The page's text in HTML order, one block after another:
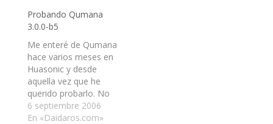
Claro, esto siempre
tiene una utilidad u
otra. Así también
nacieron los portales,
para tener un gran
panorama en cuanto
uno se…
Probando Qumana
3.0.0-b5
Me enteré de Qumana
hace varios meses en
Huasonic y desde
aquella vez que he
querido probarlo. No
tengo idea la causa de
que antes no me
6 septiembre 2006
En «Daidaros.com»